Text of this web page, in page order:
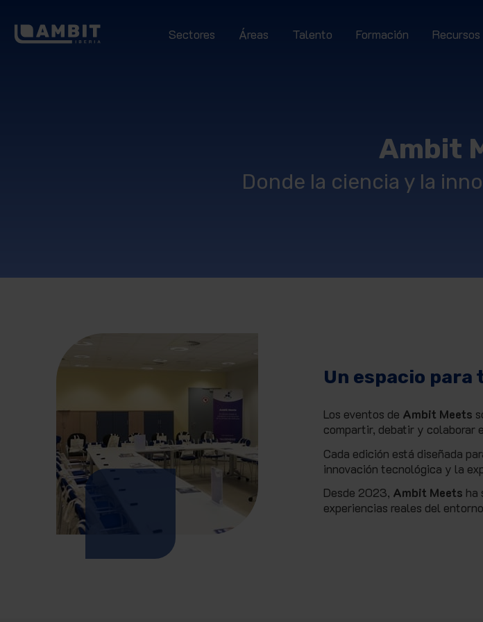
Sectores Áreas Talento Formación Recursos
Ambit
Donde la ciencia y la
Un espacio
Los eventos de Ambit Meets
compartir, debatir y colaborar
Cada edición está diseñada
innovación tecnológica y la
Desde 2023, Ambit Meets ha
experiencias reales del